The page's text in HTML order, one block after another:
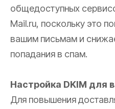
общедоступных
Mail.ru, поскольку это
вашим письмам и
попадания в спам.
Настройка DKIM для
Для повышения